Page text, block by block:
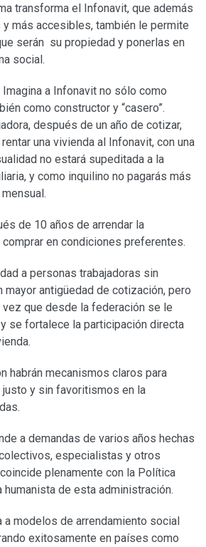
transforma el Infonavit, que además
más accesibles, también le permite
serán su propiedad y ponerlas en
social.
a Infonavit no sólo como
como constructor y “casero”.
después de un año de cotizar,
una vivienda al Infonavit, con una
no estará supeditada a la
y como inquilino no pagarás más
de 10 años de arrendar la
en condiciones preferentes.
a personas trabajadoras sin
mayor antigüedad de cotización, pero
que desde la federación se le
se fortalece la participación directa
habrán mecanismos claros para
justo y sin favoritismos en la
a demandas de varios años hechas
especialistas y otros
plenamente con la Política
humanista de esta administración.
a modelos de arrendamiento social
exitosamente en países como